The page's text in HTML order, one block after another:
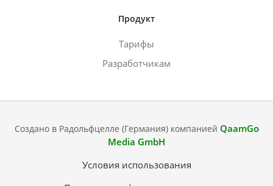
Продукт
Тарифы
Разработчикам
Создано в Радольфцелле (Германия) компанией QaamGo
Media GmbH
Условия использования